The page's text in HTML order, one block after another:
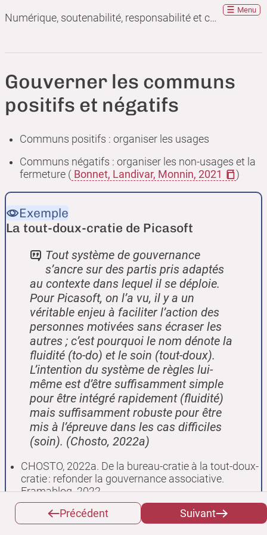
Numérique, soutenabilité, responsabilité et convivialité : que peuvent apporter les communs ?
Menu
Gouverner les communs
positifs et négatifs
Communs positifs : organiser les usages
Communs négatifs : organiser les non-usages et la
fermeture ( Bonnet, Landivar, Monnin, 2021 )
Exemple
La tout-doux-cratie de Picasoft
Tout système de gouvernance
s’ancre sur des partis pris adaptés
au contexte dans lequel il se déploie.
Pour Picasoft, on l’a vu, il y a un
véritable enjeu à faciliter l’action des
personnes motivées sans écraser les
autres ; c’est pourquoi le nom dénote la
fluidité (to-do) et le soin (tout-doux).
L’intention du système de règles lui-
même est d’être suffisamment simple
pour être intégré rapidement (fluidité)
mais suffisamment robuste pour être
mis à l’épreuve dans les cas difficiles
(soin). (Chosto, 2022a)
CHOSTO, 2022a. De la bureau-cratie à la tout-doux-
cratie : refonder la gouvernance associative.
Framablog. 2022.
https://framablog.org/2022/09/05/de-la-bureau-
cratie-a-la-tout-doux-cratie-refonder-la-
Précédent Suivant